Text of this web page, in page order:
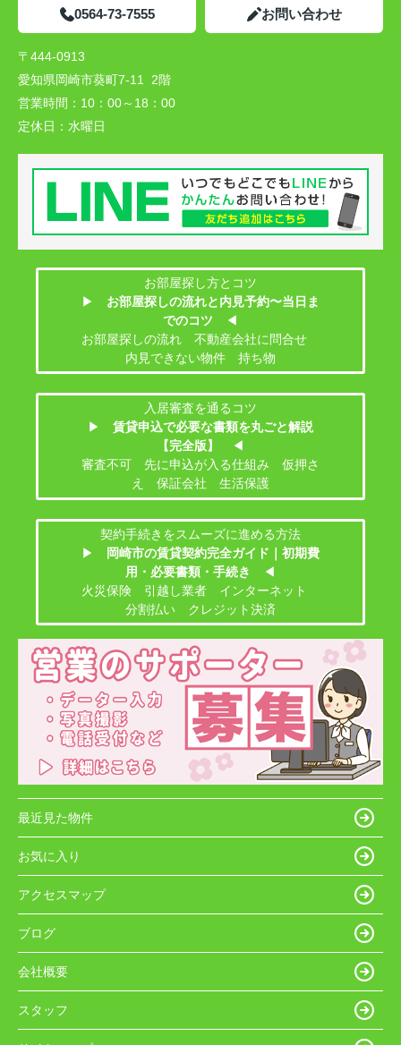
0564-73-7555 お問い合わせ
〒444-0913
愛知県岡崎市葵町7-11 2階
営業時間： 10：00～18：00
定休日： 水曜日
お部屋探し方とコツ
▶
お部屋探しの流れと内見予約〜当日ま
でのコツ
◀
お部屋探しの流れ 不動産会社に問合せ
内見できない物件 持ち物
入居審査を通るコツ
▶
賃貸申込で必要な書類を丸ごと解説
【完全版】
◀
審査不可 先に申込が入る仕組み 仮押さ
え 保証会社 生活保護
契約手続きをスムーズに進める方法
▶
岡崎市の賃貸契約完全ガイド｜初期費
用・必要書類・手続き
◀
火災保険 引越し業者 インターネット
分割払い クレジット決済
最近見た物件
お気に入り
アクセスマップ
ブログ
会社概要
スタッフ